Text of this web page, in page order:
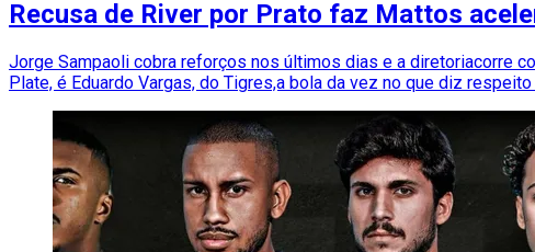
Recusa de River por Prato faz Mattos
Jorge Sampaoli cobra reforços nos últimos dias e a diretoriacorre
Plate, é Eduardo Vargas, do Tigres,a bola da vez no que diz